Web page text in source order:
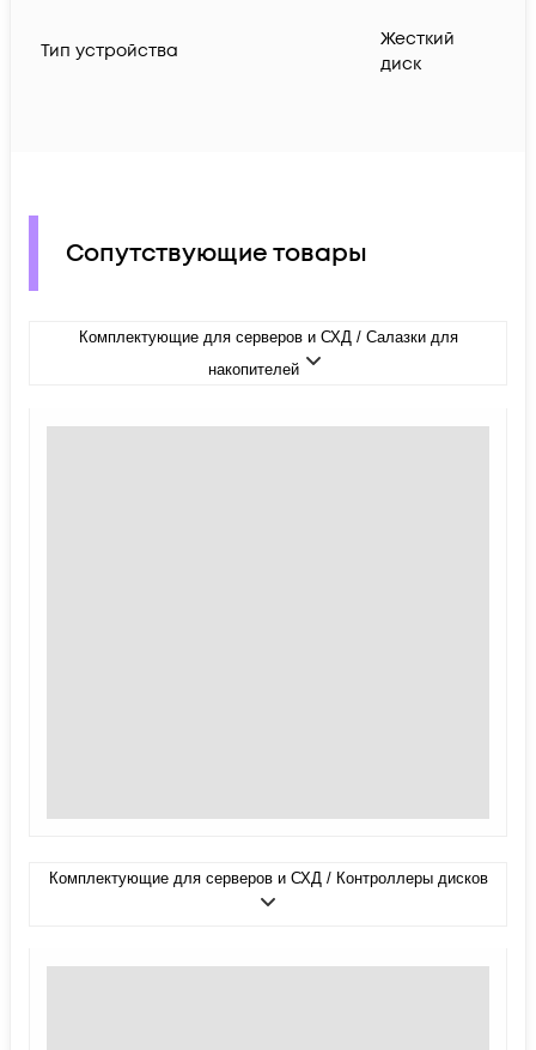
Тип устройства
Жесткий
диск
Сопутствующие товары
Комплектующие для серверов и СХД / Салазки для
накопителей
Комплектующие для серверов и СХД / Контроллеры дисков